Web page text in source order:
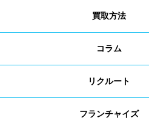
買取方法
コラム
リクルート
フランチャイズ